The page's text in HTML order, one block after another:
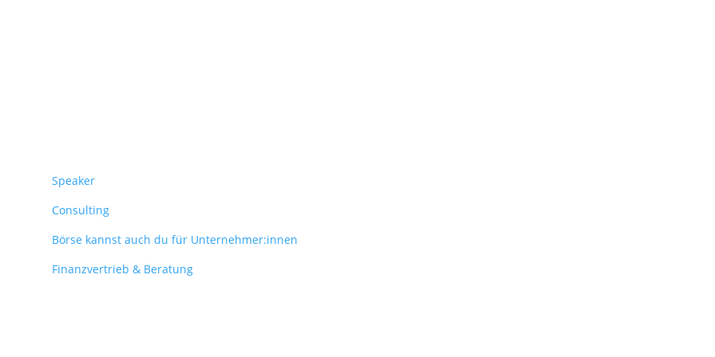
Speaker
Consulting
Börse kannst auch du für Unternehmer:innen
Finanzvertrieb & Beratung